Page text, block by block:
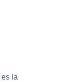
es la